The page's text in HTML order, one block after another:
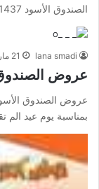
الصندوق الأسود 1437 أحدث و أقوى عروض الأجهزة الكهربائية…
lana smadi 21 مارس,2016
عروض الصندوق
عروض الصندوق
بمناسبة يوم عيد